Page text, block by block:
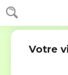
Votre